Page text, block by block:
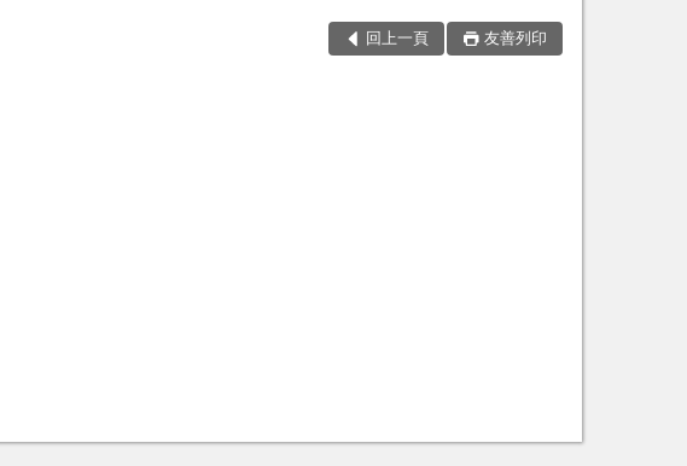
回上一頁 友善列印